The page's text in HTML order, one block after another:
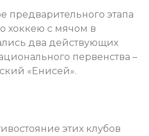
предварительного этапа
хоккею с мячом в
два действующих
первенства –
«Енисей».
этих клубов